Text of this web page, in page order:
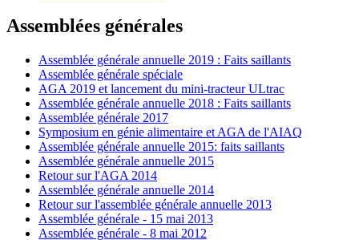
Assemblées générales
Assemblée générale annuelle 2019 : Faits saillants
Assemblée générale spéciale
AGA 2019 et lancement du mini-tracteur ULtrac
Assemblée générale annuelle 2018 : Faits saillants
Assemblée générale 2017
Symposium en génie alimentaire et AGA de l'AIAQ
Assemblée générale annuelle 2015: faits saillants
Assemblée générale annuelle 2015
Retour sur l'AGA 2014
Assemblée générale annuelle 2014
Retour sur l'assemblée générale annuelle 2013
Assemblée générale - 15 mai 2013
Assemblée générale - 8 mai 2012